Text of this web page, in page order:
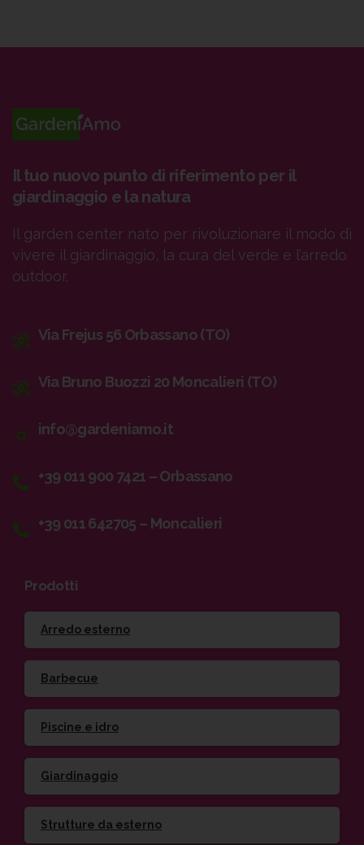
Il tuo nuovo punto di riferimento per il
giardinaggio e la natura
Il garden center nato per rivoluzionare il modo di
vivere il giardinaggio, la cura del verde e l’arredo
outdoor.
Via Frejus 56 Orbassano (TO)
Via Bruno Buozzi 20 Moncalieri (TO)
info@gardeniamo.it
+39 011 900 7421 – Orbassano
+39 011 642705 – Moncalieri
Prodotti
Arredo esterno
Barbecue
Piscine e idro
Giardinaggio
Strutture da esterno